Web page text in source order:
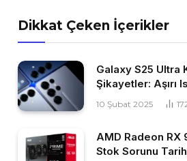
Dikkat Çeken İçerikler
Galaxy S25 Ultra
Şikayetler: Aşırı
10 Şubat 2025
AMD Radeon RX
Stok Sorunu